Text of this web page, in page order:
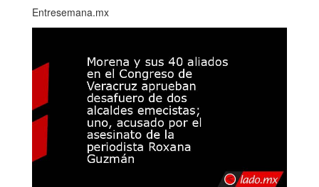
Entresemana.mx